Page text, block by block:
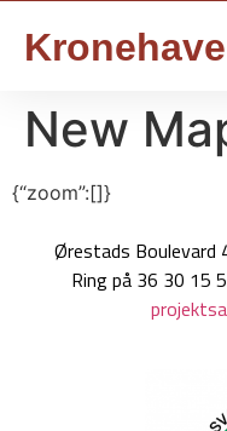
New
{“zoom”:[]}
Ørestads Boulevard
Ring på 36 30 15